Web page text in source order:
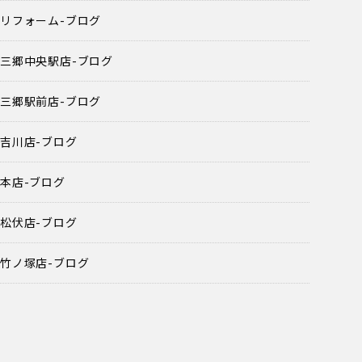
リフォーム-ブログ
三郷中央駅店-ブログ
三郷駅前店-ブログ
吉川店-ブログ
本店-ブログ
松伏店-ブログ
竹ノ塚店-ブログ